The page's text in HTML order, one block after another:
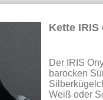
Kette IRIS
Der IRIS
barocken
Weiß oder